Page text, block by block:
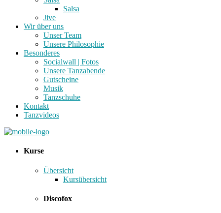
Salsa
Jive
Wir über uns
Unser Team
Unsere Philosophie
Besonderes
Socialwall | Fotos
Unsere Tanzabende
Gutscheine
Musik
Tanzschuhe
Kontakt
Tanzvideos
Kurse
Übersicht
Kursübersicht
Discofox